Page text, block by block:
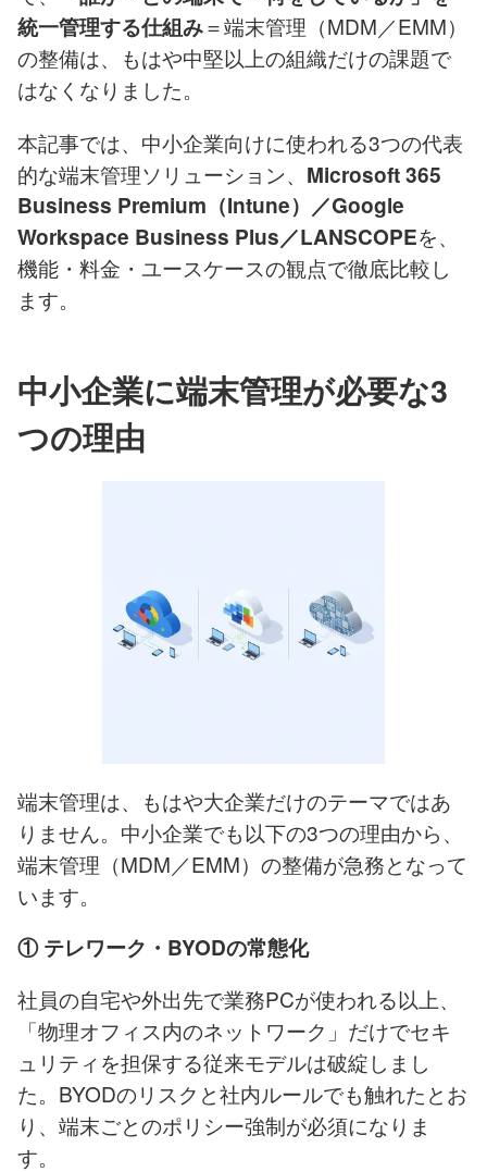
統一管理する仕組み＝端末管理（MDM／EMM）
の整備は、もはや中堅以上の組織だけの課題で
はなくなりました。
本記事では、中小企業向けに使われる3つの代表
的な端末管理ソリューション、 Microsoft 365
Business Premium（Intune）／Google
Workspace Business Plus／LANSCOPEを、
機能・料金・ユースケースの観点で徹底比較し
ます。
中小企業に端末管理が必要な3
つの理由
端末管理は、もはや大企業だけのテーマではあ
りません。中小企業でも以下の3つの理由から、
端末管理（MDM／EMM）の整備が急務となって
います。
① テレワーク・BYODの常態化
社員の自宅や外出先で業務PCが使われる以上、
「物理オフィス内のネットワーク」だけでセキ
ュリティを担保する従来モデルは破綻しまし
た。 BYODのリスクと社内ルールでも触れたとお
り、端末ごとのポリシー強制が必須になりま
す。